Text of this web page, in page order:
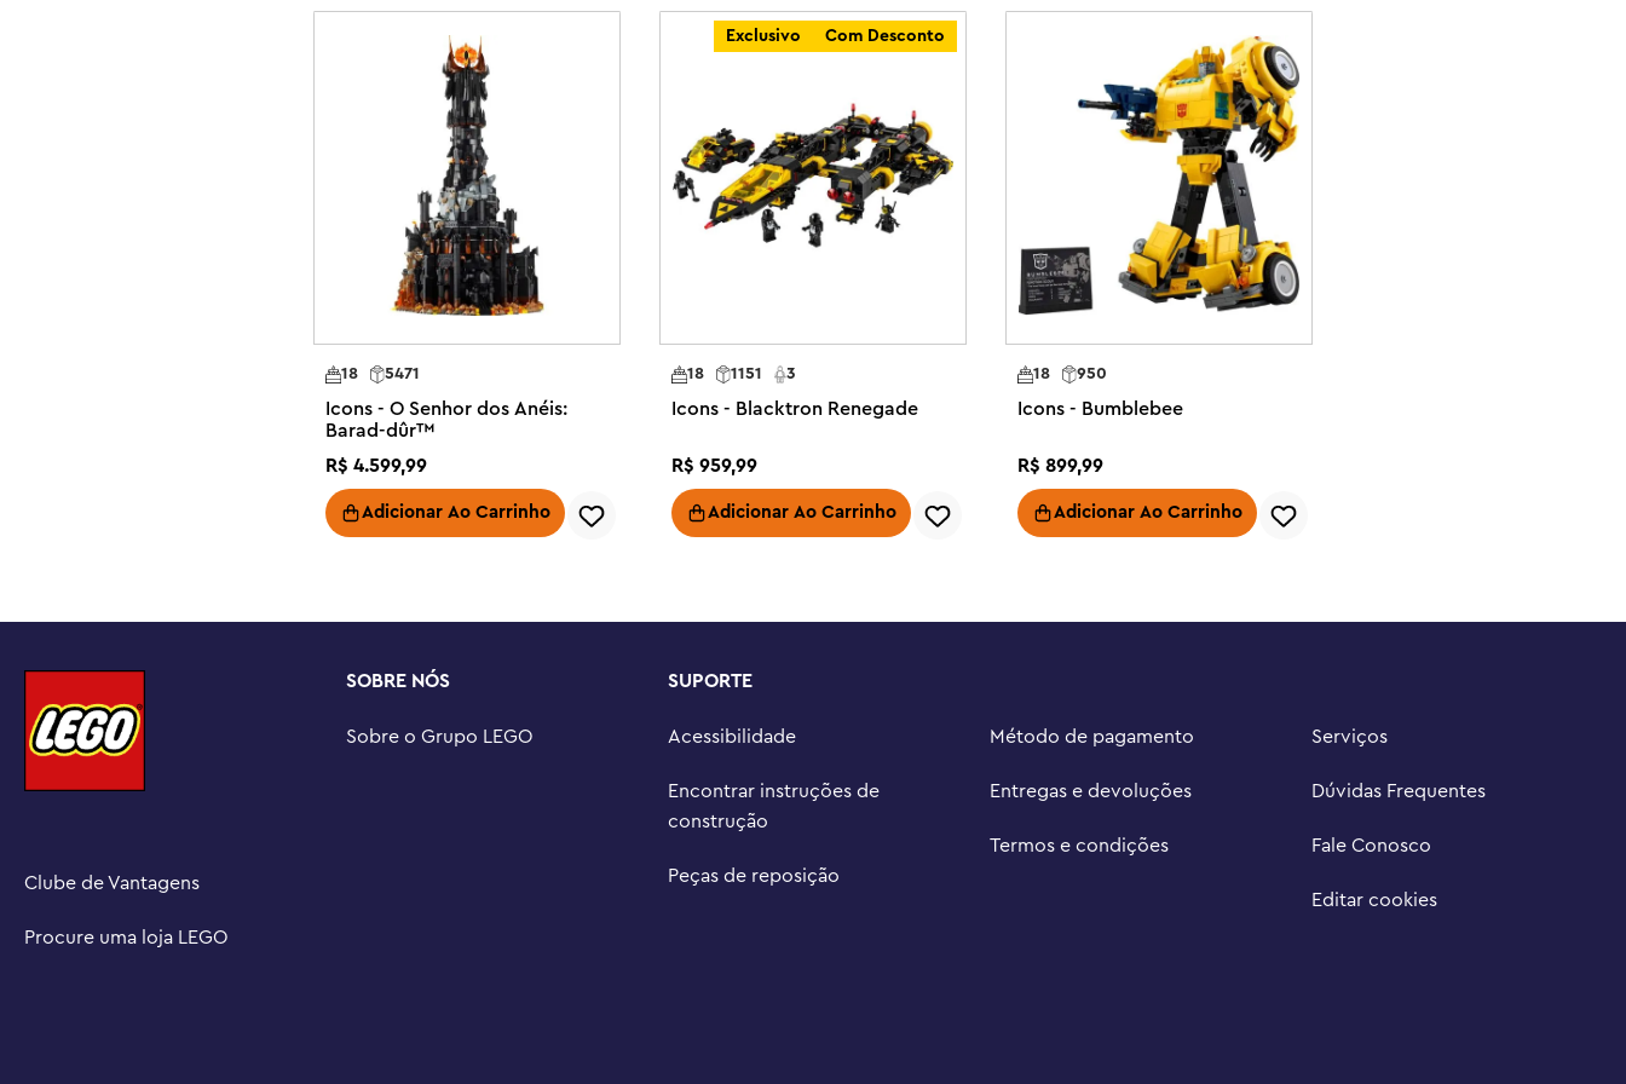
Descubra a gama dinâmica de conjuntos de construção LEGO F1 projetados para adultos,
crianças e famílias. O aplicativo LEGO Builder apresenta uma versão 3D das instruções de
construção incluídas com este kit de construção de carro de corrida colecionável.
Conjunto de construção de carros de corrida colecionáveis ??para adultos – Comemore a
inovação histórica da F1® com este conjunto de construção LEGO® Icons Williams Racing
FW14B e Nigel Mansell para fãs de automobilismo e veículos lendários
O que está na caixa? - Tudo o que você precisa para construir um carro de corrida LEGO®
F1® Williams Racing FW14B e uma minifigura de Nigel Mansell, além de um suporte de
exposição, pódio de exposição, capacete de piloto e troféu
Características e funções – Este modelo de carro de corrida LEGO® Icons Williams Racing
impressas, além de um motor detalhado
Racing FW14B com estatísticas impressas do veículo e um pódio de exposição de
Presentes LEGO® para adultos – Comemore um aniversário ou uma ocasião especial com
este kit de construção de modelo de carro LEGO F1® colecionável para adultos
Instruções de construção 3D – Aproveite ao máximo este conjunto de carros LEGO® F1®
Mais ação de alta velocidade da F1® – Fique atento a outros conjuntos de construção
Dimensões – O carro de corrida Williams Racing FW14B neste conjunto LEGO® de 799
peças mede mais de 7 cm de altura, 31 cm de comprimento e 15 cm de largura
5471
18
Icons - O Senhor dos Anéis:
Barad-dûr™
R$ 4.599,99
Adicionar Ao Carrinho
Exclusivo Com Desconto
1151
18 3
Icons - Blacktron Renegade
R$ 959,99
Adicionar Ao Carrinho
950
18
Icons - Bumblebee
R$ 899,99
Adicionar Ao Carrinho
Clube de Vantagens
Procure uma loja LEGO
SOBRE NÓS
Sobre o Grupo LEGO
SUPORTE
Acessibilidade
Encontrar instruções de
construção
Peças de reposição
Método de pagamento
Entregas e devoluções
Termos e condições
Serviços
Dúvidas Frequentes
Fale Conosco
Editar cookies